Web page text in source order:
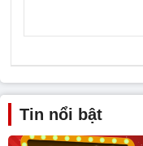
Tin nổi bật